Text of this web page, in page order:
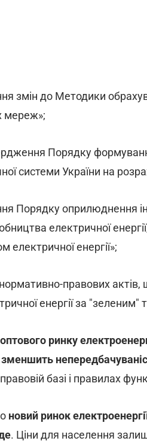
змін до Методики
мереж»;
Порядку
системи України на
Порядку оприлюднення
електричної
енергії»;
правових
енергії за "зеленим"
ринку
базі і правилах
новий ринок
. Ціни для населення